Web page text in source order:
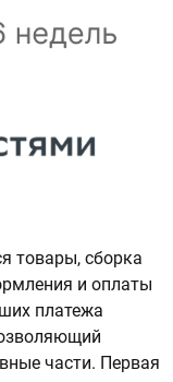
товары, сборка
и оплаты
платежа
части. Первая